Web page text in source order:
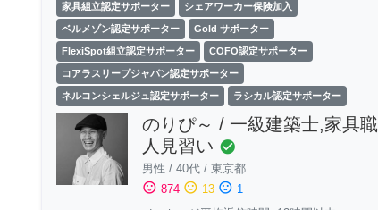
家具組立認定サポーター シェアワーカー保険加入
ベルメゾン認定サポーター Gold サポーター
FlexiSpot組立認定サポーター COFO認定サポーター
コアラスリープジャパン認定サポーター
ネルコンシェルジュ認定サポーター ラシカル認定サポーター
のりぴ～ / 一級建築士,家具職
人見習い check_circle
男性 / 40代 / 東京都
sentiment_satisfied 874 sentiment_neutral 13 sentiment_dissatisfied 1